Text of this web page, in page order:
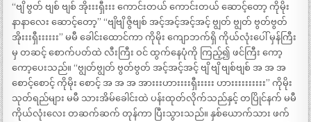
“ဗျိ ဗွတ် ဗျစ် ဗျစ် အိုးးးရှီးးး ကောင်းတယ် ကောင်းတယ် ဆောင့်တော့ ကိုမိုး
နာနာလေး ဆောင့်တော့” “ဗျိဗျိ ဇွိဗျစ် အင့်အင့်အင့်အင့် ဗျွတ် ဗျွတ် ဗွတ်ဗွတ်
အိုးးးရှီးးးးးး” မမီ ခေါင်းထောင်ကာ ကိုမိုး ကျောဘက်ရှိ ကိုယ်လုံးပေါ် မှန်ကြီး
မှ တဆင့် စောက်ပတ်ထဲ လီးကြီး ဝင် ထွက်နေပုံကို ကြည့်၍ ဖင်ကြီး ကော့
ကော့ပေးသည်။ “ဗျွတ်ဗျွတ် ဗွတ်ဗွတ် အင့်အင့်အင့် ဗျိ ဗျိ ဗျစ်ဗျစ် အ အ အ
စောင့်စောင့် ကိုမိုး စောင့် အ အ အ အားးးဟားးးးရှီးးးးး ဟားးးးးးးးးး” ကိုမိုး
သုတ်ရည်များ မမီ သားအိမ်ခေါင်းထဲ ပန်းထုတ်လိုက်သည်နှင့် တပြိုင်နက် မမီ
ကိုယ်လုံးလေး တဆက်ဆက် တုန်ကာ ပြီးသွားသည်။ နှစ်ယောက်သား ဖက်